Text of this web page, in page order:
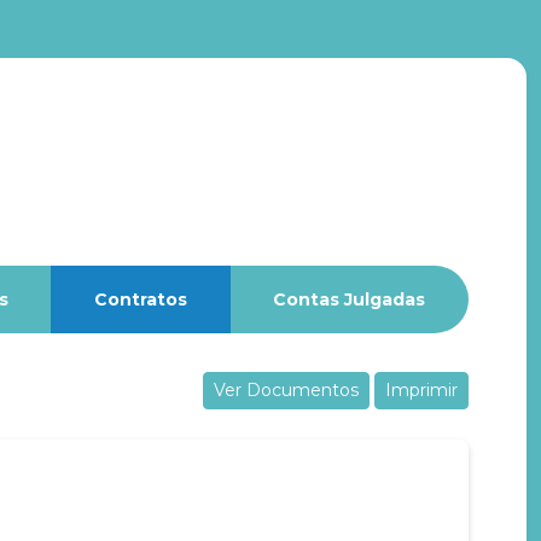
Contratos Contas Julgadas
Ver Documentos Imprimir